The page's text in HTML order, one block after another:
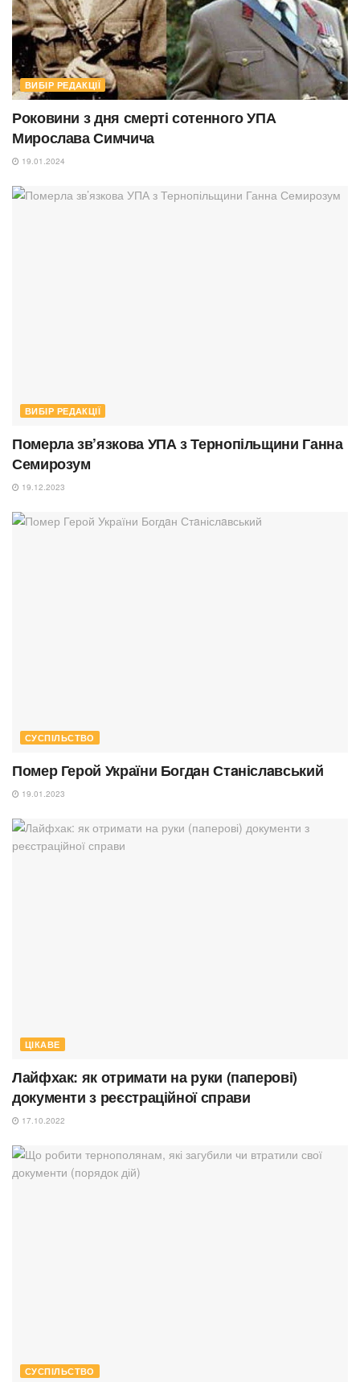
ВИБІР РЕДАКЦІЇ
Роковини з дня смерті сотенного УПА
Мирослава Симчича
19.01.2024
ВИБІР РЕДАКЦІЇ
Померла зв’язкова УПА з Тернопільщини Ганна
Семирозум
19.12.2023
СУСПІЛЬСТВО
Помер Герой України Богдaн Стaніслaвський
19.01.2023
ЦІКАВЕ
Лайфхак: як отримати на руки (паперові)
документи з реєстраційної справи
17.10.2022
СУСПІЛЬСТВО